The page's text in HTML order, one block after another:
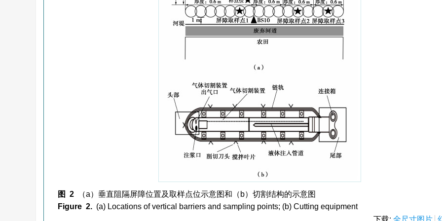
图 2
（a）垂直阻隔屏障位置及取样点位示意图和（b）切割结构的示意图
Figure 2. (a) Locations of vertical barriers and sampling points; (b) Cutting equipment
下载: 全尺寸图片